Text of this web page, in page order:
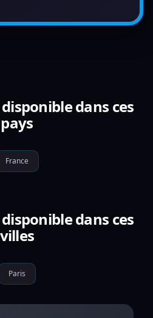
dans ces
pays
France
dans ces
villes
Paris